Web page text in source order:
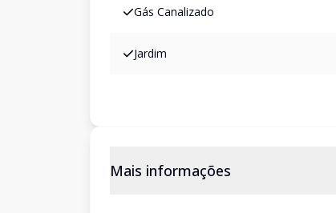
Gás Canalizado
Jardim
Mais informações